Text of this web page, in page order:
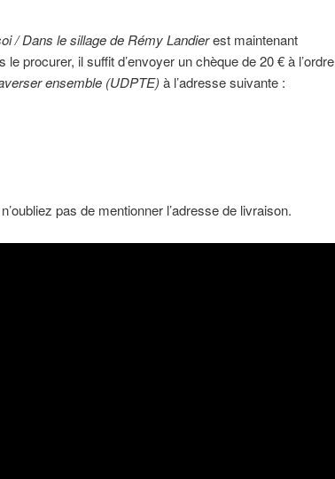
/ Dans le sillage de Rémy Landierest maintenant
procurer, il suffit d’envoyer un chèque de 20 € à l’ordre
ensemble (UDPTE) à l’adresse suivante :
pas de mentionner l’adresse de livraison.